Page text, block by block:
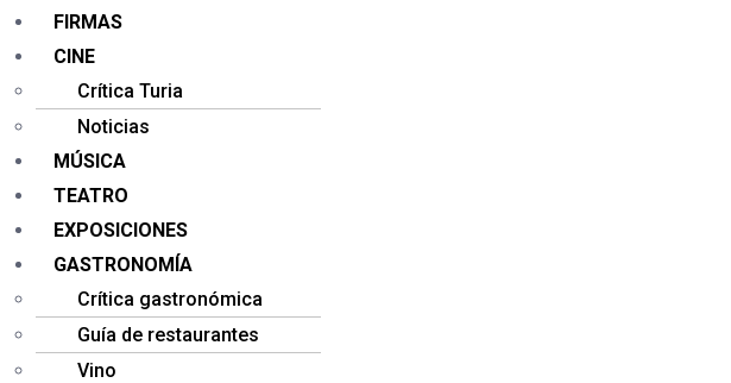
FIRMAS
CINE
Crítica Turia
Noticias
MÚSICA
TEATRO
EXPOSICIONES
GASTRONOMÍA
Crítica gastronómica
Guía de restaurantes
Vino